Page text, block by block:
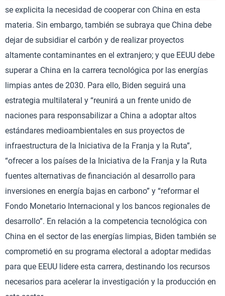
se explicita la necesidad de cooperar con China en esta
materia. Sin embargo, también se subraya que China debe
dejar de subsidiar el carbón y de realizar proyectos
altamente contaminantes en el extranjero; y que EEUU debe
superar a China en la carrera tecnológica por las energías
limpias antes de 2030. Para ello, Biden seguirá una
estrategia multilateral y “reunirá a un frente unido de
naciones para responsabilizar a China a adoptar altos
estándares medioambientales en sus proyectos de
infraestructura de la Iniciativa de la Franja y la Ruta”,
“ofrecer a los países de la Iniciativa de la Franja y la Ruta
fuentes alternativas de financiación al desarrollo para
inversiones en energía bajas en carbono” y “reformar el
Fondo Monetario Internacional y los bancos regionales de
desarrollo”. En relación a la competencia tecnológica con
China en el sector de las energías limpias, Biden también se
comprometió en su programa electoral a adoptar medidas
para que EEUU lidere esta carrera, destinando los recursos
necesarios para acelerar la investigación y la producción en